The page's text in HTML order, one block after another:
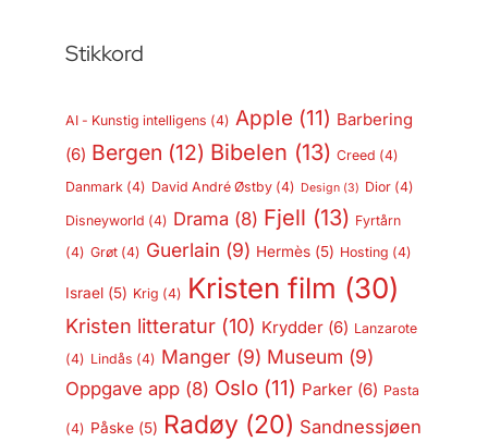
Stikkord
AI - Kunstig intelligens (4) Apple (11) Barbering
(6) Bergen (12) Bibelen (13) Creed (4)
Danmark(4) David André Østby(4) Design(3) Dior(4)
Disneyworld (4) Drama (8) Fjell (13) Fyrtårn
(4) Grøt(4) Guerlain (9) Hermès(5) Hosting (4)
Israel(5) Krig (4) Kristen film (30)
Kristen litteratur(10) Krydder(6) Lanzarote
(4) Lindås (4) Manger(9) Museum (9)
Oppgave app(8) Oslo(11) Parker(6) Pasta
(4) Påske(5) Radøy(20) Sandnessjøen